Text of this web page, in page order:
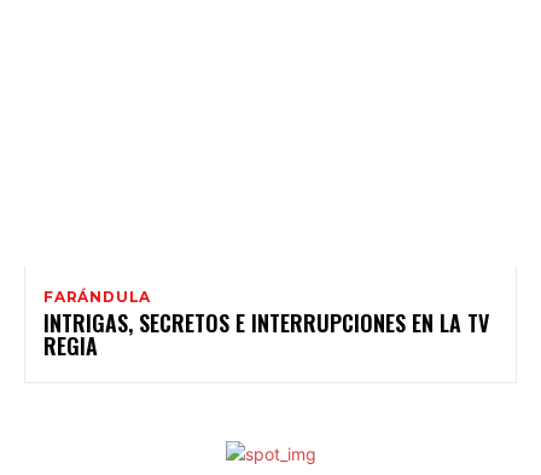
FARÁNDULA
INTRIGAS, SECRETOS E INTERRUPCIONES EN LA TV
REGIA